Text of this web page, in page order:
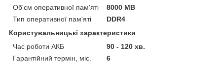
Об'єм оперативної пам'яті
8000 MB
Тип оперативної пам'яті
DDR4
Користувальницькі характеристики
Час роботи АКБ
90 - 120 хв.
Гарантійний термін, міс.
6